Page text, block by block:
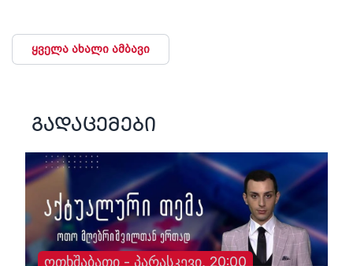
ყველა ახალი ამბავი
გადაცემები
ოთხშაბათი - პარასკევი, 20:00